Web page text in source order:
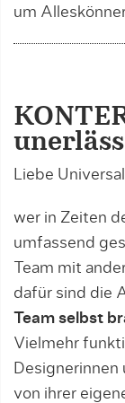
um
Liebe
wer in Zeiten
umfassend
Team mit
dafür sind die
Team selbst
Vielmehr
Designerinnen
von ihrer